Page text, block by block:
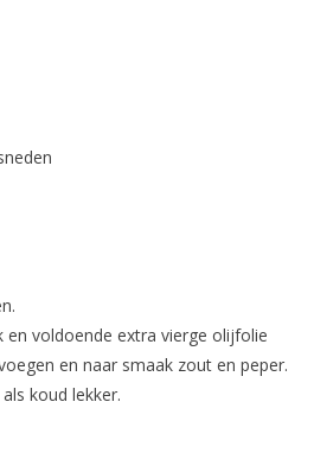
voldoende extra vierge olijfolie
en naar smaak zout en peper.
koud lekker.